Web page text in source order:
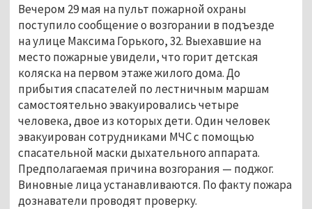
Вечером 29 мая на пульт пожарной охраны
поступило сообщение о возгорании в подъезде
на улице Максима Горького, 32. Выехавшие на
место пожарные увидели, что горит детская
коляска на первом этаже жилого дома. До
прибытия спасателей по лестничным маршам
самостоятельно эвакуировались четыре
человека, двое из которых дети. Один человек
эвакуирован сотрудниками МЧС с помощью
спасательной маски дыхательного аппарата.
Предполагаемая причина возгорания — поджог.
Виновные лица устанавливаются. По факту пожара
дознаватели проводят проверку.